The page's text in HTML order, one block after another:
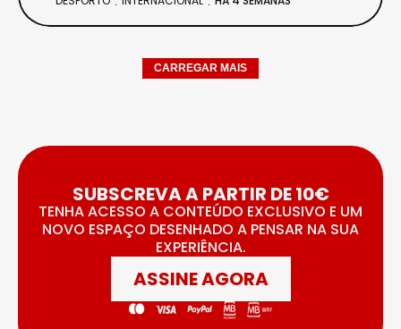
CARREGAR MAIS
SUBSCREVA A PARTIR DE 10€
TENHA ACESSO A CONTEÚDO EXCLUSIVO E UM
NOVO ESPAÇO DESENHADO A PENSAR NA SUA
EXPERIÊNCIA.
ASSINE AGORA